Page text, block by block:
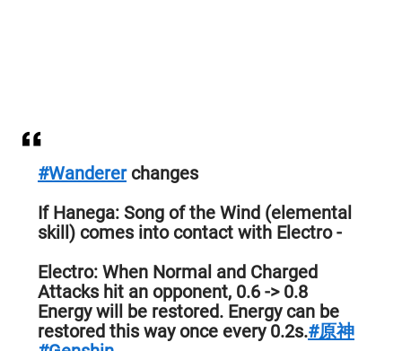
#Wandererchanges
If Hanega: Song of the Wind (elemental
skill) comes into contact with Electro -
Electro: When Normal and Charged
Attacks hit an opponent, 0.6 -> 0.8
Energy will be restored. Energy can be
restored this way once every 0.2s.#原神